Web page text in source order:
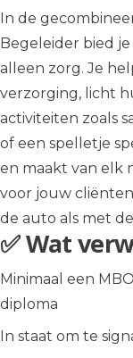
In de
Begeleider bied
alleen zorg. Je
verzorging, licht
activiteiten zoals
of een spelletje
en maakt van elk
voor jouw
de auto als met
✅ Wat
Minimaal een
diploma
In staat om te